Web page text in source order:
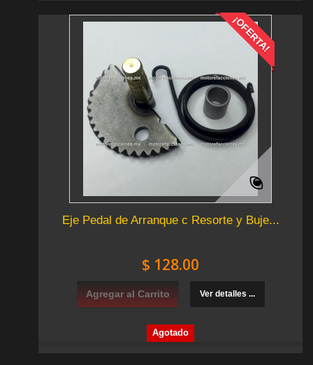
¡OFERTA!
Eje Pedal de Arranque c Resorte y Buje...
$ 128.00
Agregar al Carrito Ver detalles ...
Agotado